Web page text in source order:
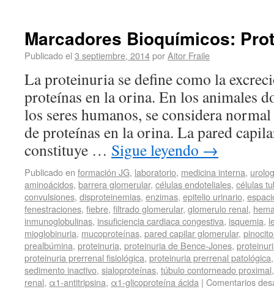
Marcadores Bioquímicos:
Publicado el 3 septiembre, 2014porAitor Fraile
La proteinuria se define como la
proteínas en la orina. En los animales
los seres humanos, se considera
de proteínas en la orina. La pared
constituye … Sigue leyendo →
Publicado en formación JG, laboratorio, medicina interna,
aminoácidos, barrera glomerular, células endoteliales, células
convulsiones, disproteinemias, enzimas, epitelio urinario,
fenestraciones, fiebre, filtrado glomerular, glomerulo renal,
inmunoglobulinas, insuficiencia cardiaca congestiva, isquemia,
mioglobinuria, mucoproteínas, pared capilar glomerular,
prealbúmina, proteinuria, proteinuria de Bence-Jones,
proteinuria prerrenal fisiológica, proteinuria prerrenal patológica
sedimento inactivo, sialoproteínas, túbulo contorneado proximal
renal, α1-antitripsina, α1-glicoproteína ácida | Comentarios